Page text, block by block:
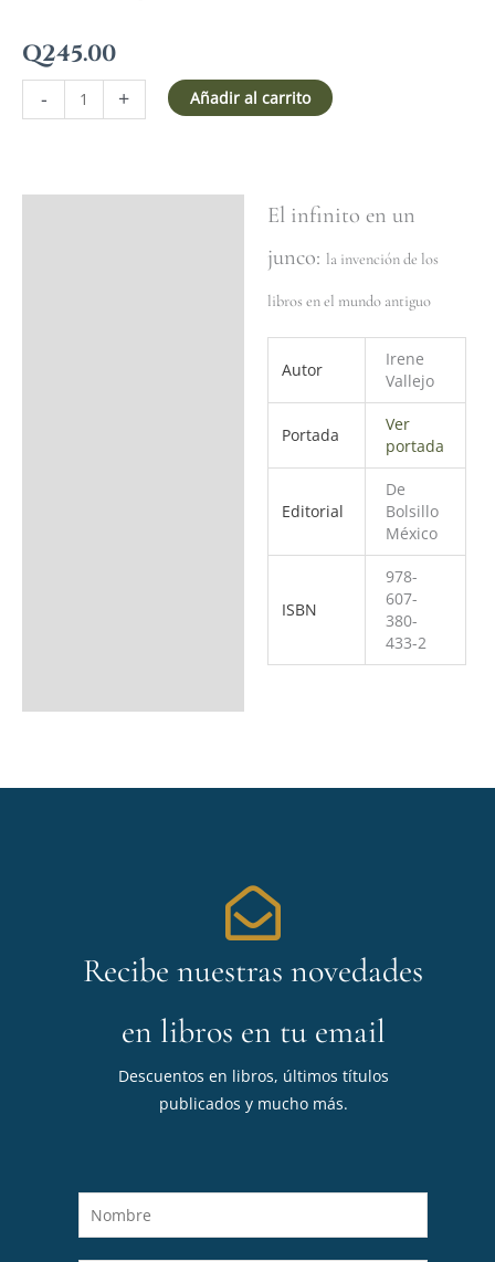
Q245.00
- + Añadir al carrito
El infinito en un
junco: la invención de los
libros en el mundo antiguo
Autor
Irene
Vallejo
Portada
Ver
portada
Editorial
De
Bolsillo
México
ISBN
978-
607-
380-
433-2
Recibe nuestras novedades
en libros en tu email
Descuentos en libros, últimos títulos
publicados y mucho más.
o